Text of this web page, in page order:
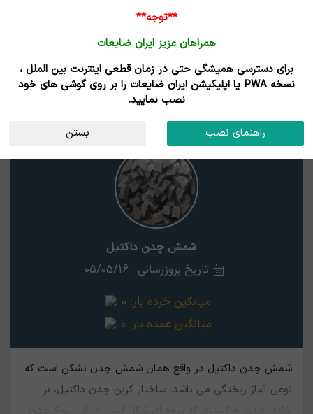
قیمت شمش چدن داکتیل
استان
شمش چدن داکتیل
تاریخ بروزرسانی : 05/05/16
میانگین خرده بار: 0
میانگین عمده بار: 0
شمش چدن داکتیل در واقع همان شمش چدن نشکن است که
نوعی آلیاژ ریختگی می باشد. ساختار کربن چدن داکتیل، بر
**توجه**
همراهان عزیز ایران ضایعات
برای دسترسی همیشگی حتی در زمان قطعی اینترنت بین الملل ،
نسخه PWA یا اپلیکیشن ایران ضایعات را بر روی گوشی های خود
نصب نمایید.
راهنمای نصب بستن